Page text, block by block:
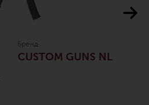
Бренд
CUSTOM GUNS NL